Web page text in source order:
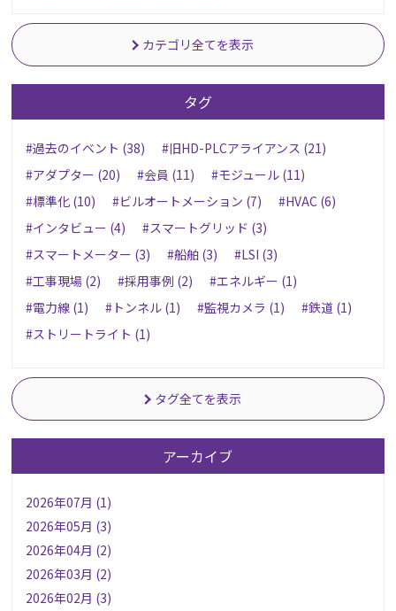
カテゴリ全てを表示
タグ
#過去のイベント (38)
#旧HD-PLCアライアンス (21)
#アダプター (20)
#会員 (11)
#モジュール (11)
#標準化 (10)
#ビルオートメーション (7)
#HVAC (6)
#インタビュー (4)
#スマートグリッド (3)
#スマートメーター (3)
#船舶 (3)
#LSI (3)
#工事現場 (2)
#採用事例 (2)
#エネルギー (1)
#電力線 (1)
#トンネル (1) #監視カメラ (1)
#鉄道 (1)
#ストリートライト (1)
タグ全てを表示
アーカイブ
2026年07月 (1)
2026年05月 (3)
2026年04月 (2)
2026年03月 (2)
2026年02月 (3)